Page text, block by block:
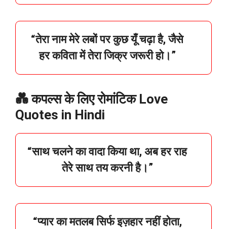
“तेरानाममेरेलबोंपरकुछयूँचढ़ाहै,जैसे
हरकवितामेंतेराजिक्रजरूरीहो।”
💑 कपल्स के लिए रोमांटिक Love
Quotes in Hindi
“साथचलनेकावादाकिया था, अबहरराह
तेरेसाथतयकरनीहै।”
“प्यारकामतलबसिर्फइज़हारनहींहोता,